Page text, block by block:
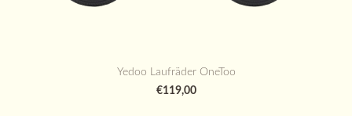
Yedoo Laufräder OneToo
€119,00